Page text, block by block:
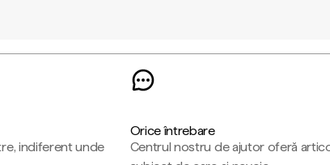
indiferent unde
Orice întrebare
Centrul nostru de ajutor oferă